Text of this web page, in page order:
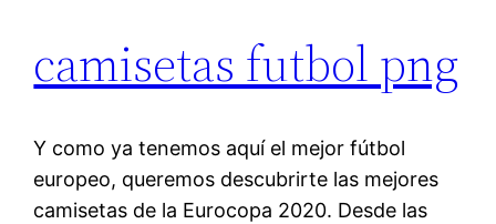
camisetas futbol png
Y como ya tenemos aquí el mejor fútbol
europeo, queremos descubrirte las mejores
camisetas de la Eurocopa 2020. Desde las